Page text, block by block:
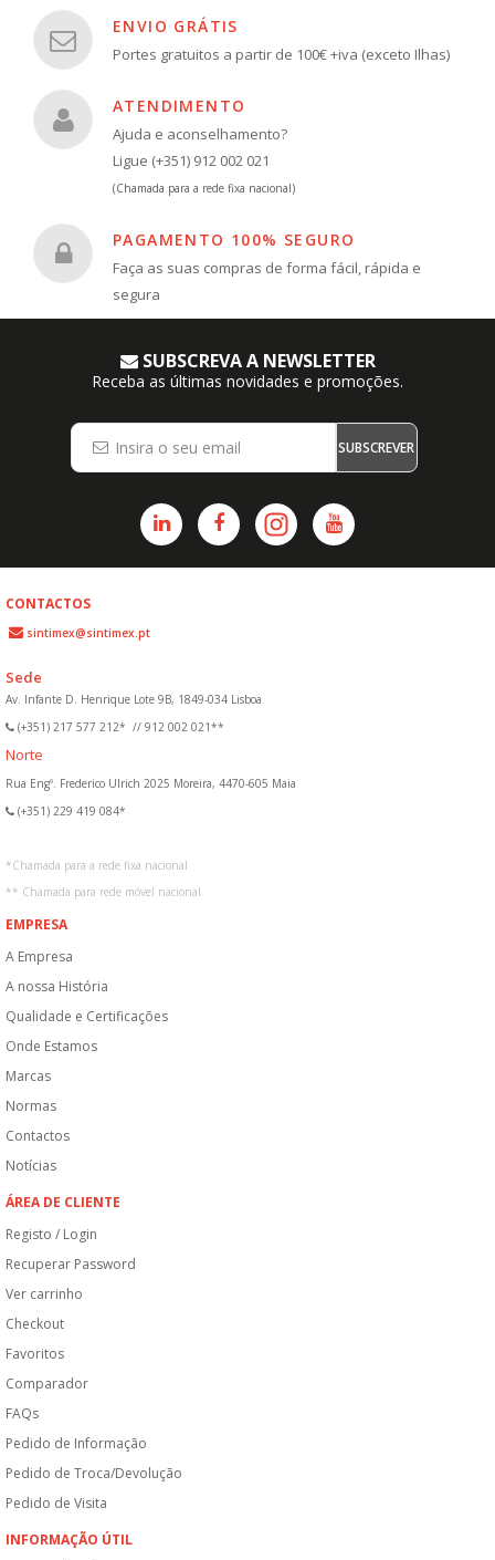
ENVIO GRÁTIS
Portes gratuitos a partir de 100€ +iva (exceto Ilhas)
ATENDIMENTO
Ajuda e aconselhamento?
Ligue (+351) 912 002 021
(Chamada para a rede fixa nacional)
PAGAMENTO 100% SEGURO
Faça as suas compras de forma fácil, rápida e
segura
SUBSCREVA A NEWSLETTER
Receba as últimas novidades e promoções.
SUBSCREVER
CONTACTOS
sintimex@sintimex.pt
Sede
Av. Infante D. Henrique Lote 9B, 1849-034 Lisboa
(+351) 217 577 212* // 912 002 021**
Norte
Rua Engº. Frederico Ulrich 2025 Moreira, 4470-605 Maia
(+351) 229 419 084*
*Chamada para a rede fixa nacional
** Chamada para rede móvel nacional
EMPRESA
A Empresa
A nossa História
Qualidade e Certificações
Onde Estamos
Marcas
Normas
Contactos
Notícias
ÁREA DE CLIENTE
Registo / Login
Recuperar Password
Ver carrinho
Checkout
Favoritos
Comparador
FAQs
Pedido de Informação
Pedido de Troca/Devolução
Pedido de Visita
INFORMAÇÃO ÚTIL